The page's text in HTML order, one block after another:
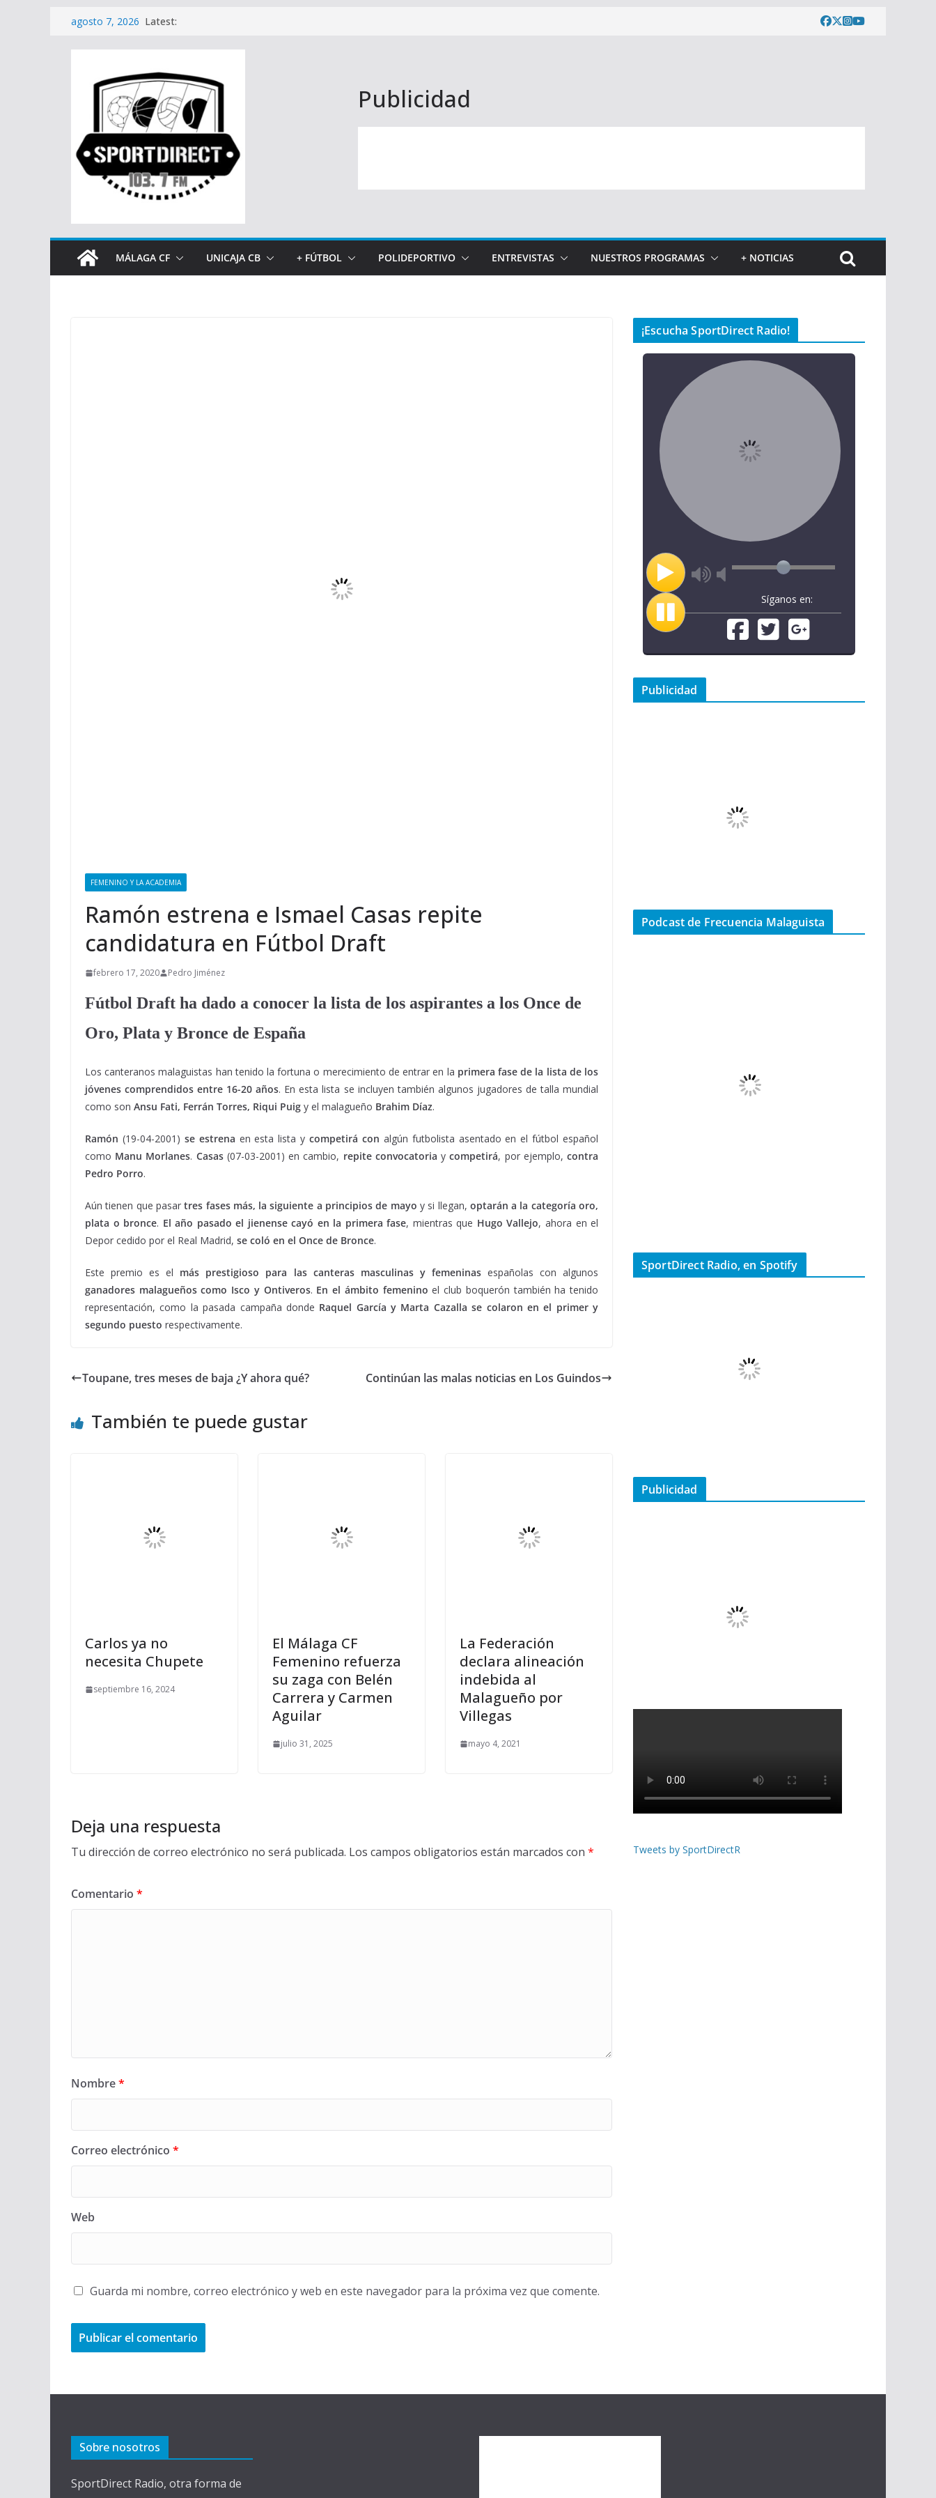
Saltaragosto 7, 2026 Latest:
Publicidad
MÁLAGA CF UNICAJA CB + FÚTBOL POLIDEPORTIVO ENTREVISTAS NUESTROS PROGRAMAS + NOTICIAS
FEMENINO Y LA ACADEMIA
Ramón estrena e Ismael Casas repite
candidatura en Fútbol Draft
febrero 17, 2020 Pedro Jiménez
Fútbol Draft ha dado a conocer la lista de los aspirantes a los Once de
Oro, Plata y Bronce de España
Los canteranos malaguistas han tenido la fortuna o merecimiento de entrar en la primera fase de la lista de los
jóvenes comprendidos entre 16-20 años. En esta lista se incluyen también algunos jugadores de talla mundial
como son Ansu Fati, Ferrán Torres, Riqui Puig y el malagueño Brahim Díaz.
Ramón (19-04-2001) se estrena en esta lista y competirá con algún futbolista asentado en el fútbol español
como Manu Morlanes. Casas(07-03-2001) en cambio, repite convocatoria ycompetirá, por ejemplo, contra
Pedro Porro.
Aún tienen que pasartres fases más, la siguiente a principios de mayo y si llegan, optarán a la categoría oro,
plata o bronce. El año pasado el jienense cayó en la primera fase, mientras que Hugo Vallejo, ahora en el
Depor cedido por el Real Madrid, se coló en el Once de Bronce.
Este premio es el más prestigioso para las canteras masculinas y femeninasespañolas con algunos
ganadores malagueños como Isco y Ontiveros. En el ámbito femenino el club boquerón también ha tenido
representación, como la pasada campaña donde Raquel García y Marta Cazalla se colaron en el primer y
segundo puesto respectivamente.
Toupane, tres meses de baja ¿Y ahora qué? Continúan las malas noticias en Los Guindos
También te puede gustar
Carlos ya no
necesita Chupete
septiembre 16, 2024
El Málaga CF
Femenino refuerza
su zaga con Belén
Carrera y Carmen
Aguilar
julio 31, 2025
La Federación
declara alineación
indebida al
Malagueño por
Villegas
mayo 4, 2021
Deja una respuesta
Tu dirección de correo electrónico no será publicada. Los campos obligatorios están marcados con *
Comentario *
Nombre*
Correo electrónico *
Web
Guarda mi nombre, correo electrónico y web en este navegador para la próxima vez que comente.
¡Escucha SportDirect Radio!
Síganos en:
Publicidad
Podcast de Frecuencia Malaguista
SportDirect Radio, en Spotify
Publicidad
Tweets by SportDirectR
Sobre nosotros
SportDirect Radio, otra forma de